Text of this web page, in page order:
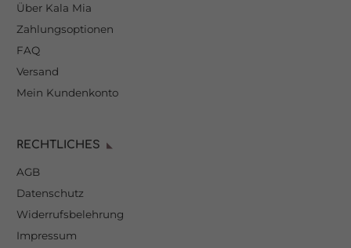
Über Kala Mia
Zahlungsoptionen
FAQ
Versand
Mein Kundenkonto
RECHTLICHES
AGB
Datenschutz
Widerrufsbelehrung
Impressum